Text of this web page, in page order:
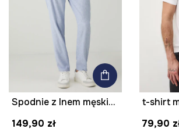
Spodnie z lnem męskie regular melanżowe kolor niebieski
149,90 zł
79,90